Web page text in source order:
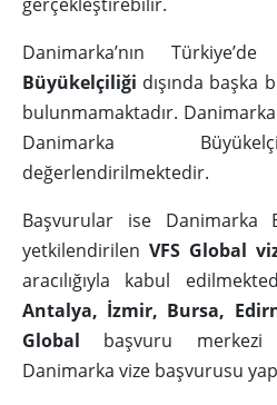
Danimarka’nın
Büyükelçiliği dışında başka
bulunmamaktadır.
Danimarka
değerlendirilmektedir.
Başvurular ise Danimarka
yetkilendirilen VFS Global
aracılığıyla kabul
Antalya, İzmir, Bursa,
Global başvuru merkezi
Danimarka vize başvurusu